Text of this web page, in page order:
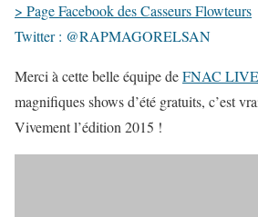
> Page Facebook des Casseurs Flowteurs
Twitter : @RAPMAGORELSAN
Merci à cette belle équipe deFNAC LIVE
magnifiques shows d’été gratuits, c’est
Vivement l’édition 2015 !